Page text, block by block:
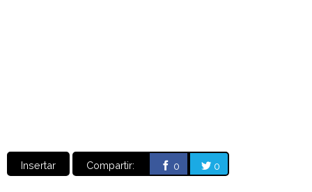
Insertar Compartir: 0 0